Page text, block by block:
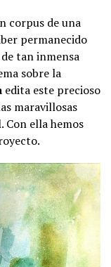
corpus de una
permanecido
tan inmensa
sobre la
edita este precioso
maravillosas
. Con ella hemos